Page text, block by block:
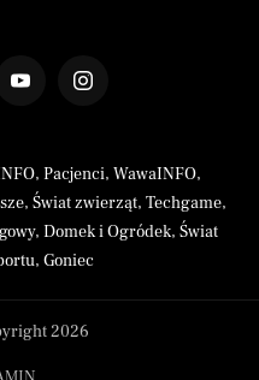
, Pacjenci, WawaINFO,
, Świat zwierząt, Techgame,
, Domek i Ogródek, Świat
, Goniec
2026